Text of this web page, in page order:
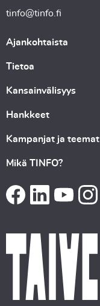
tinfo@tinfo.fi
Ajankohtaista
Tietoa
Kansainvälisyys
Hankkeet
Kampanjat ja teemat
Mikä TINFO?